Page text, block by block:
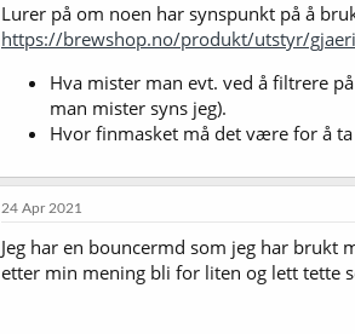
Lurer på om noen har synspunkt på å
https://brewshop.no/produkt/utstyr/
Hva mister man evt. ved å filtrere
man mister syns jeg).
Hvor finmasket må det være for å
24 Apr 2021
Jeg har en bouncermd som jeg har
etter min mening bli for liten og lett tette